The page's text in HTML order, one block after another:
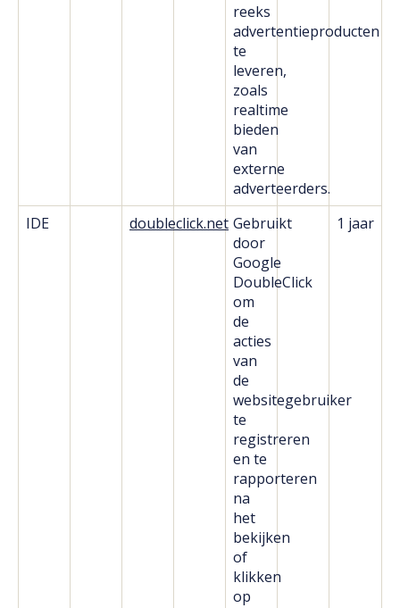
reeks
advertentieproducten
te
leveren,
zoals
realtime
bieden
van
externe
adverteerders.
IDE
doubleclick.net Gebruikt
door
Google
DoubleClick
om
de
acties
van
de
websitegebruiker
te
registreren
en te
rapporteren
na
het
bekijken
of
klikken
op
1 jaar